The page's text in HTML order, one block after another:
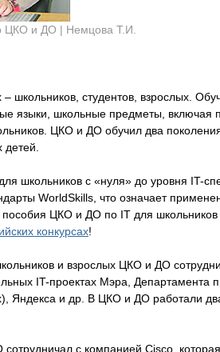
ЦКО и ДО | Немцова Т.И.
школьников, студентов, взрослых.
языки, школьные предметы,
ЦКО и ДО обучил два
школьников с «нуля» до уровня IT-
WorldSkills, что означает
ЦКО и ДО по IT для
конкурсах!
и взрослых ЦКО и ДО
IT-проектах Мэра, Департамента
Яндекса и др. В ЦКО и ДО работали
с компанией Cisco,